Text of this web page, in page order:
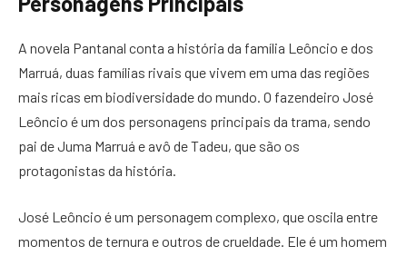
A novela Pantanal conta a história da família Leôncio e dos
Marruá, duas famílias rivais que vivem em uma das regiões
mais ricas em biodiversidade do mundo. O fazendeiro José
Leôncio é um dos personagens principais da trama, sendo
pai de Juma Marruá e avô de Tadeu, que são os
protagonistas da história.
José Leôncio é um personagem complexo, que oscila entre
momentos de ternura e outros de crueldade. Ele é um homem